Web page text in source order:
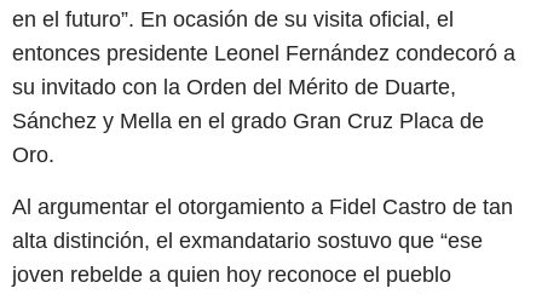
en el futuro”. En ocasión de su visita oficial, el
entonces presidente Leonel Fernández condecoró a
su invitado con la Orden del Mérito de Duarte,
Sánchez y Mella en el grado Gran Cruz Placa de
Oro.
Al argumentar el otorgamiento a Fidel Castro de tan
alta distinción, el exmandatario sostuvo que “ese
joven rebelde a quien hoy reconoce el pueblo